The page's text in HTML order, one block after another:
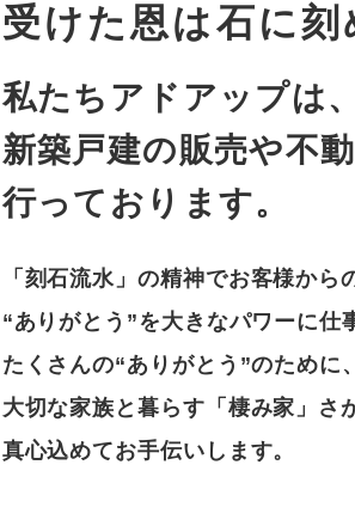
受けた恩は石に刻
私たちアドアップは
新築戸建の販売や不
行っております。
「刻石流水」の精神でお客様から
“ありがとう”を大きなパワーに仕
たくさんの“ありがとう”のために、
大切な家族と暮らす「棲み家」さ
真心込めてお手伝いします。